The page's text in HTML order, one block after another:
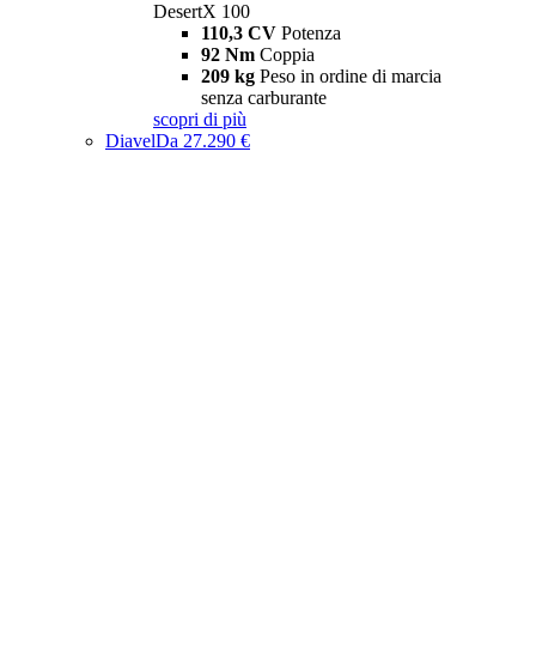
DesertX 100
110,3 CV Potenza
92 Nm Coppia
209 kg Peso in ordine di marcia
senza carburante
scopri di più
DiavelDa 27.290 €